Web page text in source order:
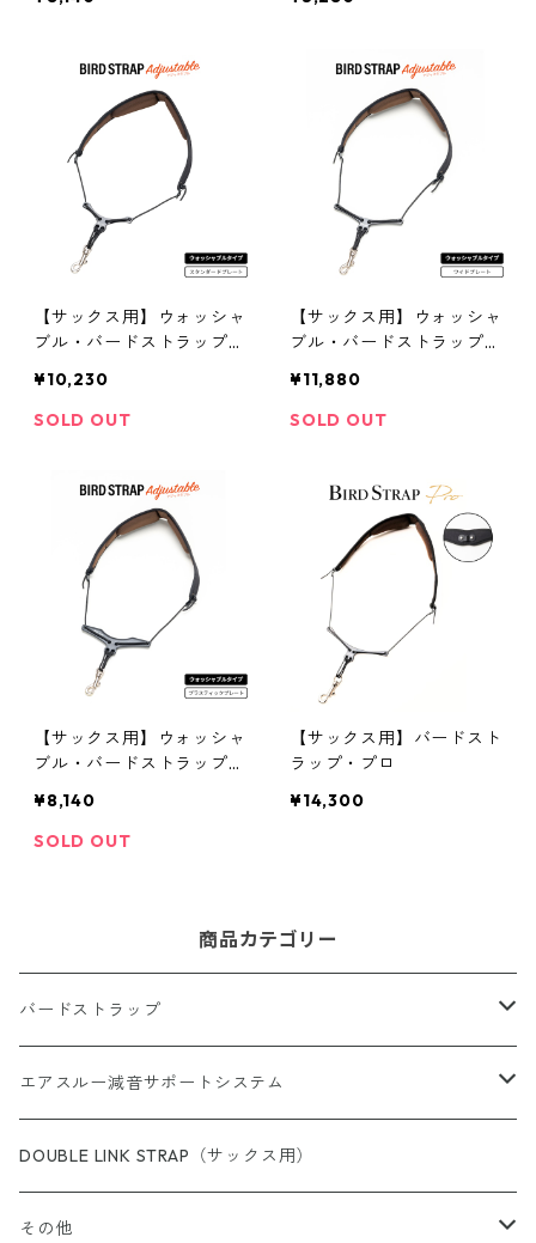
ト）
【サックス用】ウォッシャ
ブル・バードストラップ・
ードプレート）
¥10,230
SOLD OUT
【サックス用】ウォッシャ
ブル・バードストラップ・
レート）
¥11,880
SOLD OUT
【サックス用】ウォッシャ
ブル・バードストラップ・
ィックプレート）
¥8,140
SOLD OUT
【サックス用】バードスト
ラップ・プロ
¥14,300
商品カテゴリー
バードストラップ
サックス用
完成品（すべての商品）
完成品（ウォッシャブル）
ショルダー（サックス／ファゴット用）
完成品
クラリネット用
エアスルー減音サポートシステム
エアスルー・リード
エアスルー・ミュートバッグ
DOUBLE LINK STRAP（サックス用）
その他